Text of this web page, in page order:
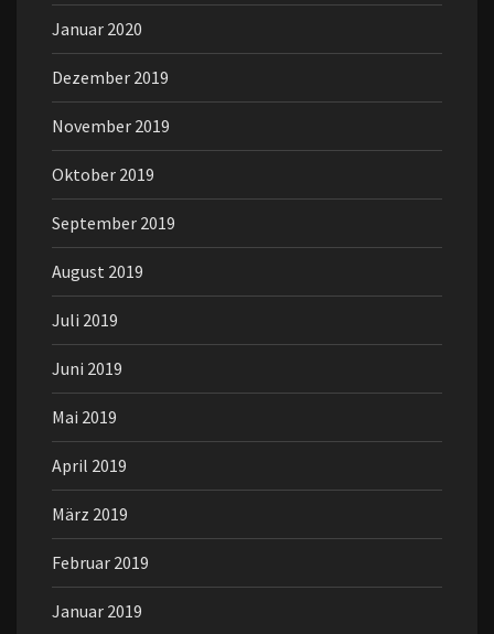
Januar 2020
Dezember 2019
November 2019
Oktober 2019
September 2019
August 2019
Juli 2019
Juni 2019
Mai 2019
April 2019
März 2019
Februar 2019
Januar 2019